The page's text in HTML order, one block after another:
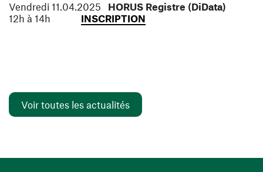
Vendredi 11.04.2025 HORUS Registre (DiData)
12h à 14h INSCRIPTION
Voir toutes les actualités